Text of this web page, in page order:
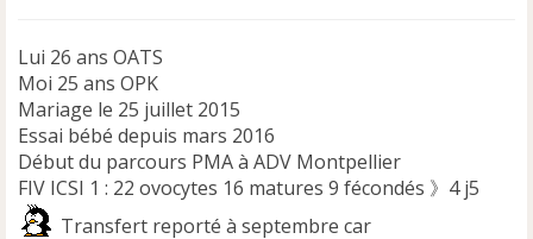
Lui 26 ans OATS
Moi 25 ans OPK
Mariage le 25 juillet 2015
Essai bébé depuis mars 2016
Début du parcours PMA à ADV Montpellier
FIV ICSI 1 : 22 ovocytes 16 matures 9 fécondés 》4 j5
Transfert reporté à septembre car